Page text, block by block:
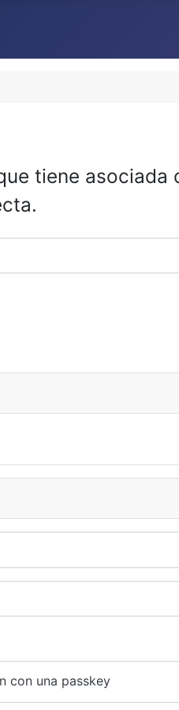
tiene asociada
con una passkey